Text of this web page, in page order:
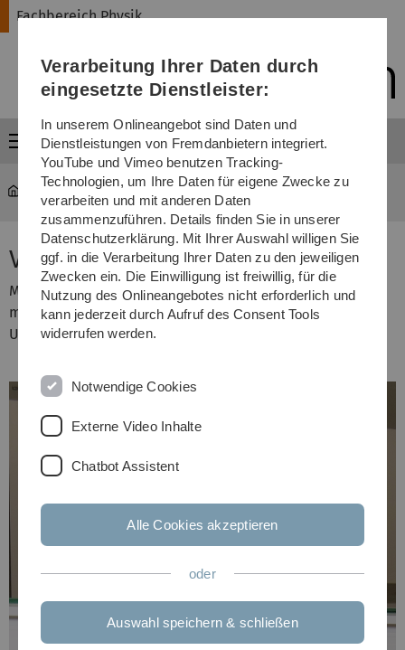
Direkt
Direkt
Direkt
(Sprache,
Drucken,
Media)
Direkt
Direkt
Fachbereich Physik
Menü
Fachbereich Physik Grundpraktikum Physik
Viskosität I
Messung der Viskosität von verschiedenen Flüssigkeiten
mit der Kugelfallmethode (Stokessche Reibung) und dem
Ubbelohde-Viskosimeter (Hagen-Poiseuille).
Verarbeitung Ihrer Daten durch
eingesetzte Dienstleister:
In unserem Onlineangebot sind Daten und
Dienstleistungen von Fremdanbietern integriert.
YouTube und Vimeo benutzen Tracking-
Technologien, um Ihre Daten für eigene Zwecke zu
verarbeiten und mit anderen Daten
zusammenzuführen. Details finden Sie in unserer
Datenschutzerklärung. Mit Ihrer Auswahl willigen Sie
ggf. in die Verarbeitung Ihrer Daten zu den jeweiligen
Zwecken ein. Die Einwilligung ist freiwillig, für die
Nutzung des Onlineangebotes nicht erforderlich und
kann jederzeit durch Aufruf des Consent Tools
widerrufen werden.
Notwendige Cookies
Externe Video Inhalte
Chatbot Assistent
Alle Cookies akzeptieren
oder
Auswahl speichern & schließen